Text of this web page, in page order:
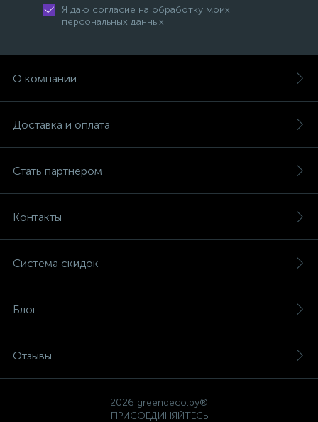
Я даю согласие на обработку моих
персональных данных
О компании
Доставка и оплата
Стать партнером
Контакты
Система скидок
Блог
Отзывы
2026 greendeco.by®
ПРИСОЕДИНЯЙТЕСЬ